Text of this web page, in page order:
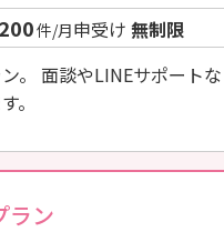
200件/月申受け 無制限
。 面談やLINEサポート
。
ラン